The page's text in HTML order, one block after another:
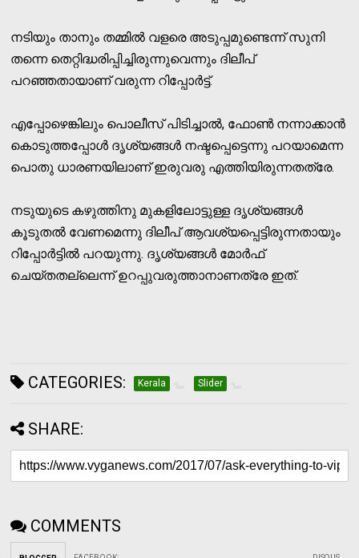
നടിയും താനും തമ്മില്‍ വളരെ അടുപ്പമുണ്ടെന്ന് സുനി
തന്നെ തെറ്റിദ്ധരിപ്പിച്ചിരുന്നുവെന്നും ദിലീപ്
പറഞ്ഞതായാണ് വരുന്ന റിപ്പോര്‍ട്ട്.
എപ്പോഴെങ്കിലും പൊലീസ് പിടിച്ചാല്‍, ഫോണ്‍ നന്നാക്കാന്‍
കൊടുത്തപ്പോള്‍ ദൃശ്യങ്ങള്‍ നഷ്ടപ്പെട്ടെന്നു പറയാമെന്ന
പൊതു ധാരണയിലാണ് ഇരുവരു എത്തിയിരുന്നതത്രേ.
നടുയുടെ കഴുത്തിനു മുകളിലോട്ടുള്ള ദൃശ്യങ്ങള്‍
കൂടുതല്‍ വേണമെന്നു ദിലീപ് ആവശ്യപ്പെട്ടിരുന്നതായും
റിപ്പോര്‍ട്ടില്‍ പറയുന്നു. ദൃശ്യങ്ങള്‍ മോര്‍ഫ്
ചെയ്തതല്ലെന്ന് ഉറപ്പുവരുത്താനാണത്രേ ഇത്.
CATEGORIES: Kerala Slider
SHARE:
COMMENTS